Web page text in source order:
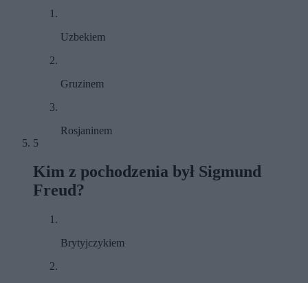
Uzbekiem
Gruzinem
Rosjaninem
5
Kim z pochodzenia był Sigmund
Freud?
Brytyjczykiem